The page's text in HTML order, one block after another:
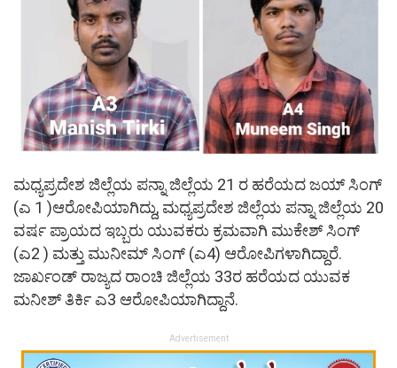
ಮಧ್ಯಪ್ರದೇಶ ಜಿಲ್ಲೆಯ ಪನ್ನಾ ಜಿಲ್ಲೆಯ 21 ರ ಹರೆಯದ ಜಯ್ ಸಿಂಗ್
(ಎ 1 )ಆರೋಪಿಯಾಗಿದ್ದು, ಮಧ್ಯಪ್ರದೇಶ ಜಿಲ್ಲೆಯ ಪನ್ನಾ ಜಿಲ್ಲೆಯ 20
ವರ್ಷ ಪ್ರಾಯದ ಇಬ್ಬರು ಯುವಕರು ಕ್ರಮವಾಗಿ ಮುಕೇಶ್ ಸಿಂಗ್
(ಎ2 ) ಮತ್ತು ಮುನೀಮ್ ಸಿಂಗ್ (ಎ4) ಆರೋಪಿಗಳಾಗಿದ್ದಾರೆ.
ಜಾರ್ಖಂಡ್‌ ರಾಜ್ಯದ ರಾಂಚಿ ಜಿಲ್ಲೆಯ 33ರ ಹರೆಯದ ಯುವಕ
ಮನೀಶ್ ತಿರ್ಕಿ ಎ3 ಆರೋಪಿಯಾಗಿದ್ದಾನೆ.
Advertisement